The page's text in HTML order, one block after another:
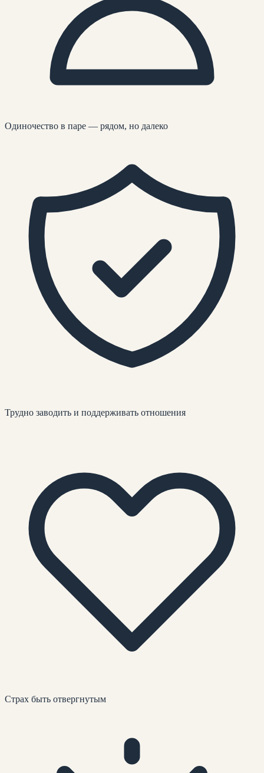
Одиночество в паре — рядом, но далеко
Трудно заводить и поддерживать отношения
Страх быть отвергнутым